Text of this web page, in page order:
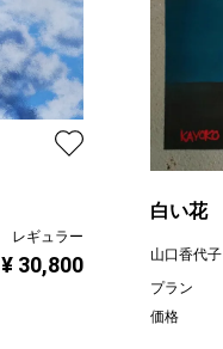
レギュラー
¥ 30,800
白い花
山口香代子
プラン
価格